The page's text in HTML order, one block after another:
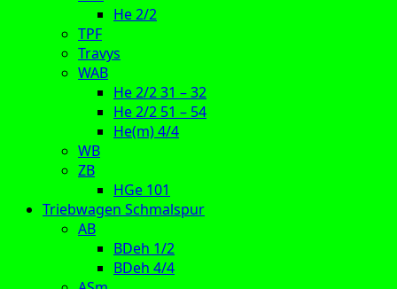
He 2/2
TPF
Travys
WAB
He 2/2 31 – 32
He 2/2 51 – 54
He(m) 4/4
WB
ZB
HGe 101
Triebwagen Schmalspur
AB
BDeh 1/2
BDeh 4/4